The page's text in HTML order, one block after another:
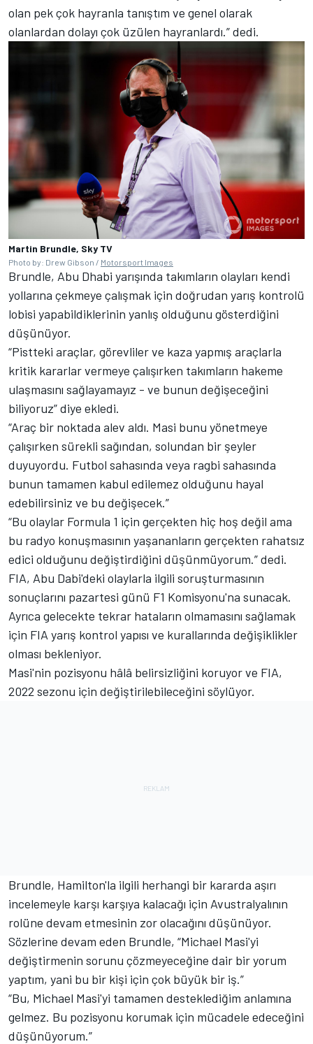
olan pek çok hayranla tanıştım ve genel olarak
olanlardan dolayı çok üzülen hayranlardı.” dedi.
Martin Brundle, Sky TV
Photo by: Drew Gibson / Motorsport Images
Brundle, Abu Dhabi yarışında takımların olayları kendi
yollarına çekmeye çalışmak için doğrudan yarış kontrolü
lobisi yapabildiklerinin yanlış olduğunu gösterdiğini
düşünüyor.
“Pistteki araçlar, görevliler ve kaza yapmış araçlarla
kritik kararlar vermeye çalışırken takımların hakeme
ulaşmasını sağlayamayız - ve bunun değişeceğini
biliyoruz” diye ekledi.
“Araç bir noktada alev aldı. Masi bunu yönetmeye
çalışırken sürekli sağından, solundan bir şeyler
duyuyordu. Futbol sahasında veya ragbi sahasında
bunun tamamen kabul edilemez olduğunu hayal
edebilirsiniz ve bu değişecek.”
“Bu olaylar Formula 1 için gerçekten hiç hoş değil ama
bu radyo konuşmasının yaşananların gerçekten rahatsız
edici olduğunu değiştirdiğini düşünmüyorum.” dedi.
FIA, Abu Dabi'deki olaylarla ilgili soruşturmasının
sonuçlarını pazartesi günü F1 Komisyonu'na sunacak.
Ayrıca gelecekte tekrar hataların olmamasını sağlamak
için FIA yarış kontrol yapısı ve kurallarında değişiklikler
olması bekleniyor.
Masi'nin pozisyonu hâlâ belirsizliğini koruyor ve FIA,
2022 sezonu için değiştirilebileceğini söylüyor.
Brundle, Hamilton'la ilgili herhangi bir kararda aşırı
incelemeyle karşı karşıya kalacağı için Avustralyalının
rolüne devam etmesinin zor olacağını düşünüyor.
Sözlerine devam eden Brundle, “Michael Masi'yi
değiştirmenin sorunu çözmeyeceğine dair bir yorum
yaptım, yani bu bir kişi için çok büyük bir iş.”
“Bu, Michael Masi'yi tamamen desteklediğim anlamına
gelmez. Bu pozisyonu korumak için mücadele edeceğini
düşünüyorum.”